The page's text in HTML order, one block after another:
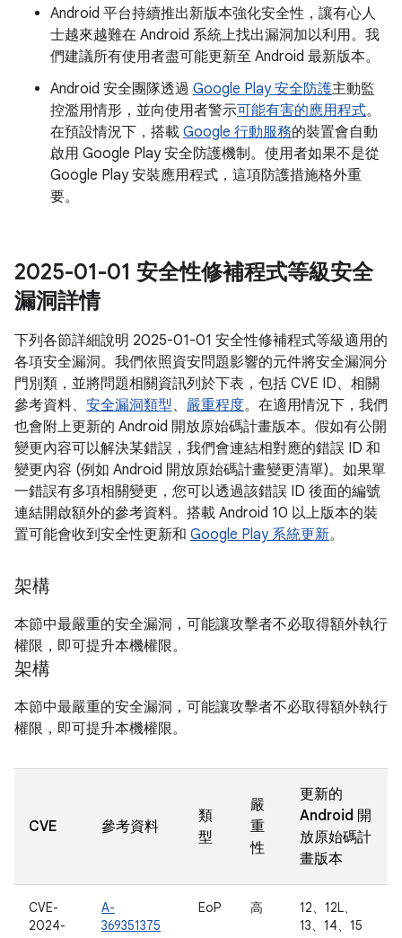
Android 平台持續推出新版本強化安全性，讓有心人
士越來越難在 Android 系統上找出漏洞加以利用。我
們建議所有使用者盡可能更新至 Android 最新版本。
Android 安全團隊透過 Google Play 安全防護主動監
控濫用情形，並向使用者警示可能有害的應用程式。
在預設情況下，搭載 Google 行動服務的裝置會自動
啟用 Google Play 安全防護機制。使用者如果不是從
Google Play 安裝應用程式，這項防護措施格外重
要。
2025-01-01 安全性修補程式等級安全
漏洞詳情
下列各節詳細說明 2025-01-01 安全性修補程式等級適用的
各項安全漏洞。我們依照資安問題影響的元件將安全漏洞分
門別類，並將問題相關資訊列於下表，包括 CVE ID、相關
參考資料、 安全漏洞類型、 嚴重程度。在適用情況下，我們
也會附上更新的 Android 開放原始碼計畫版本。假如有公開
變更內容可以解決某錯誤，我們會連結相對應的錯誤 ID 和
變更內容 (例如 Android 開放原始碼計畫變更清單)。如果單
一錯誤有多項相關變更，您可以透過該錯誤 ID 後面的編號
連結開啟額外的參考資料。搭載 Android 10 以上版本的裝
置可能會收到安全性更新和 Google Play 系統更新。
架構
本節中最嚴重的安全漏洞，可能讓攻擊者不必取得額外執行
權限，即可提升本機權限。
架構
本節中最嚴重的安全漏洞，可能讓攻擊者不必取得額外執行
權限，即可提升本機權限。
CVE 參考資料
類
型
嚴
重
性
更新的
Android 開
放原始碼計
畫版本
CVE-
2024-
A-
369351375
EoP 高
12、12L、
13、14、15